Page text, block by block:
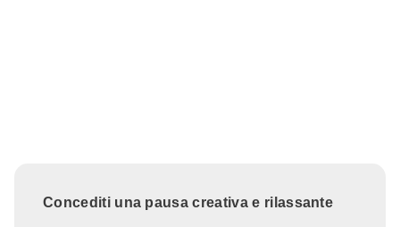
Concediti una pausa creativa e rilassante